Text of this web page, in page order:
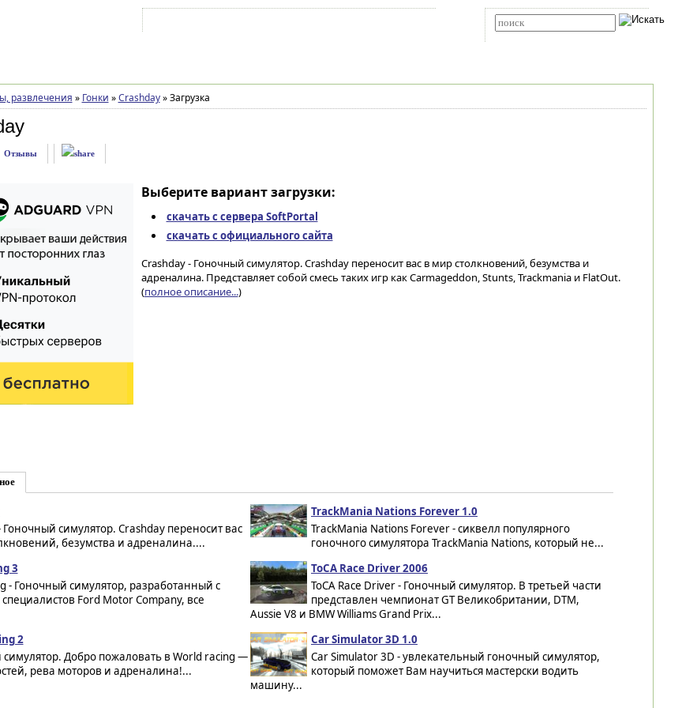
развлечения » Гонки » Crashday »Загрузка
Отзывы
Выберите вариант загрузки:
скачать с сервера SoftPortal
скачать с официального сайта
Crashday - Гоночный симулятор. Crashday переносит вас в мир столкновений, безумства и
адреналина. Представляет собой смесь таких игр как Carmageddon, Stunts, Trackmania и FlatOut.
(полное описание...)
Гоночный симулятор. Crashday переносит вас
безумства и адреналина....
TrackMania Nations Forever 1.0
TrackMania Nations Forever - сиквелл популярного
гоночного симулятора TrackMania Nations, который не...
3
- Гоночный симулятор, разработанный с
Ford Motor Company, все
ToCA Race Driver 2006
ToCA Race Driver - Гоночный симулятор. В третьей части
представлен чемпионат GT Великобритании, DTM,
Aussie V8 и BMW Williams Grand Prix...
2
Добро пожаловать в World racing —
рева моторов и адреналина!...
Car Simulator 3D 1.0
Car Simulator 3D - увлекательный гоночный симулятор,
который поможет Вам научиться мастерски водить
машину...